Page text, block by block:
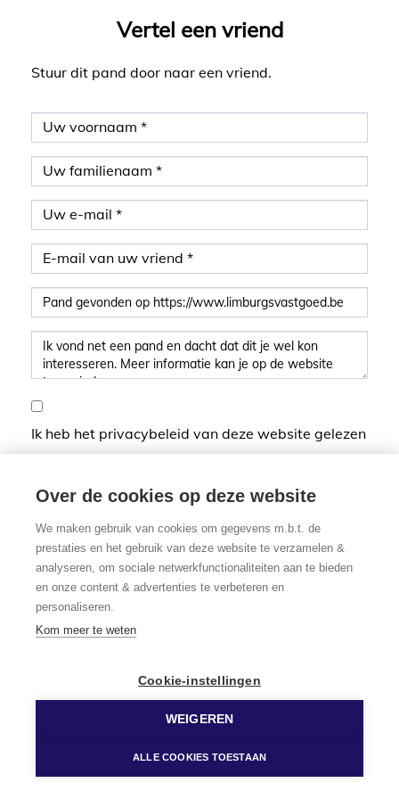
Vertel een vriend
Stuur dit pand door naar een vriend.
Ik heb het privacybeleid van deze website gelezen
*Verplicht in te vullen
Over de cookies op deze website
We maken gebruik van cookies om gegevens m.b.t. de
prestaties en het gebruik van deze website te verzamelen &
analyseren, om sociale netwerkfunctionaliteiten aan te bieden
en onze content & advertenties te verbeteren en
personaliseren.
Kom meer te weten
Cookie-instellingen
WEIGEREN
ALLE COOKIES TOESTAAN